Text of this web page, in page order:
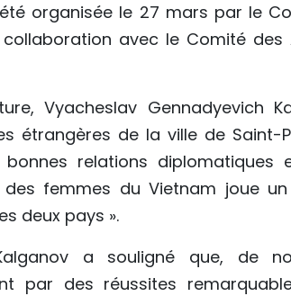
organisée le 27 mars par le
avec le Comité
Vyacheslav Gennadyevich
étrangères de la ville de Saint-
relations diplomatiques
des femmes du Vietnam joue
deux pays ».
a souligné que, de
par des réussites